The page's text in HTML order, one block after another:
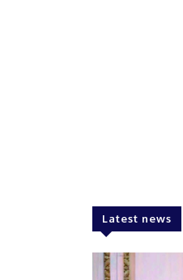
Latest news